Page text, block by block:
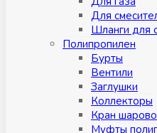
Для
Шланги для
Полипропилен
Бурты
Вентили
Заглушки
Коллекторы
Кран
Муфты